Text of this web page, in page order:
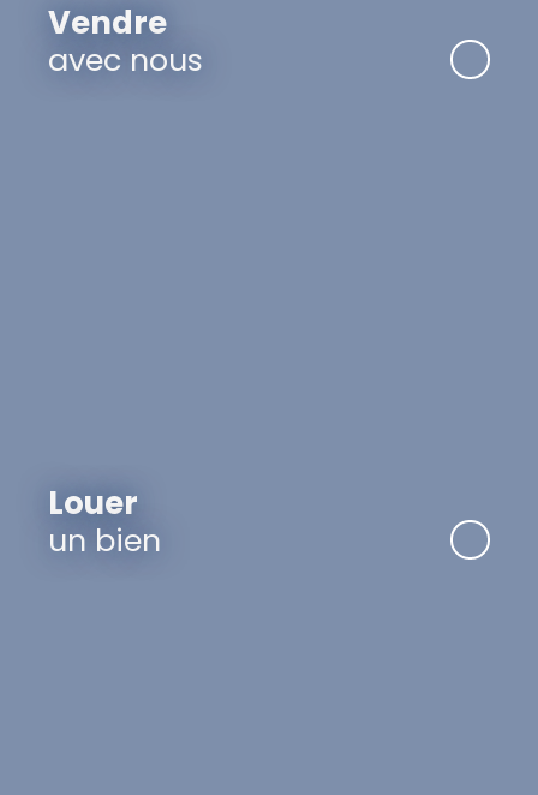
Vendre
avec nous
Louer
un bien